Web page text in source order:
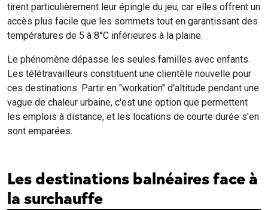
tirent particulièrement leur épingle du jeu, car elles offrent un
accès plus facile que les sommets tout en garantissant des
températures de 5 à 8°C inférieures à la plaine.
Le phénomène dépasse les seules familles avec enfants.
Les télétravailleurs constituent une clientèle nouvelle pour
ces destinations. Partir en "workation" d'altitude pendant une
vague de chaleur urbaine, c'est une option que permettent
les emplois à distance, et les locations de courte durée s'en
sont emparées.
Les destinations balnéaires face à
la surchauffe